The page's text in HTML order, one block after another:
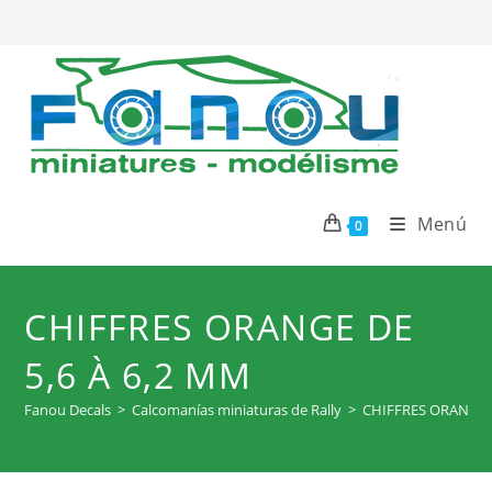
contenido
0 Menú
CHIFFRES ORANGE DE
5,6 À 6,2 MM
Fanou Decals > Calcomanías miniaturas de Rally > CHIFFRES